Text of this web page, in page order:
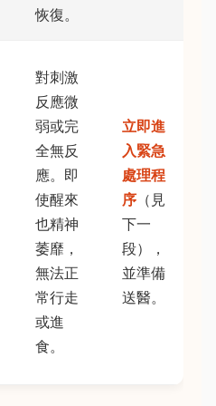
恢復。
對刺激
反應微
弱或完
全無反
應。即
使醒來
也精神
萎靡，
無法正
常行走
或進
食。
立即進
入緊急
處理程
序 （見
下一
段），
並準備
送醫。